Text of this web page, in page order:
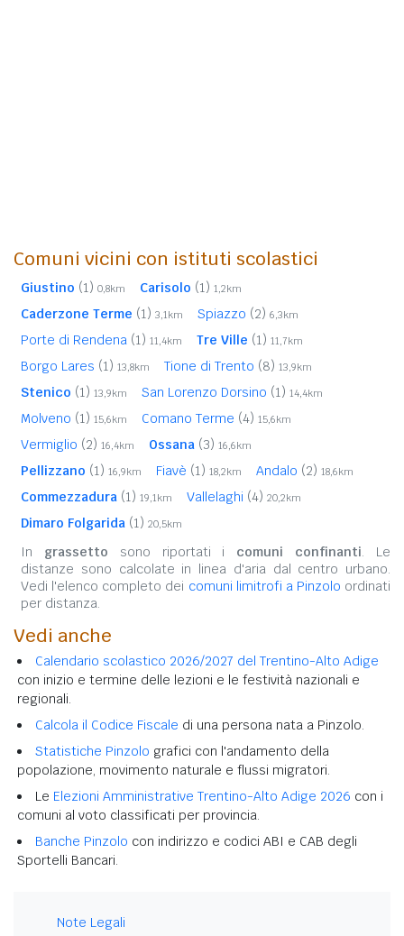
Comuni vicini con istituti scolastici
Giustino (1) 0,8km Carisolo (1) 1,2km
Caderzone Terme (1) 3,1km Spiazzo (2) 6,3km
Porte di Rendena (1) 11,4km Tre Ville (1) 11,7km
Borgo Lares (1) 13,8km Tione di Trento (8) 13,9km
Stenico (1) 13,9km San Lorenzo Dorsino (1) 14,4km
Molveno (1) 15,6km Comano Terme (4) 15,6km
Vermiglio (2) 16,4km Ossana (3) 16,6km
Pellizzano (1) 16,9km Fiavè (1) 18,2km Andalo (2) 18,6km
Commezzadura (1) 19,1km Vallelaghi (4) 20,2km
Dimaro Folgarida (1) 20,5km
In grassetto sono riportati i comuni confinanti. Le
distanze sono calcolate in linea d'aria dal centro urbano.
Vedi l'elenco completo dei comuni limitrofi a Pinzolo ordinati
per distanza.
Vedi anche
Calendario scolastico 2026/2027 del Trentino-Alto Adige
con inizio e termine delle lezioni e le festività nazionali e
regionali.
Calcola il Codice Fiscale di una persona nata a Pinzolo.
Statistiche Pinzolo grafici con l'andamento della
popolazione, movimento naturale e flussi migratori.
Le Elezioni Amministrative Trentino-Alto Adige 2026 con i
comuni al voto classificati per provincia.
Banche Pinzolo con indirizzo e codici ABI e CAB degli
Sportelli Bancari.
Note Legali